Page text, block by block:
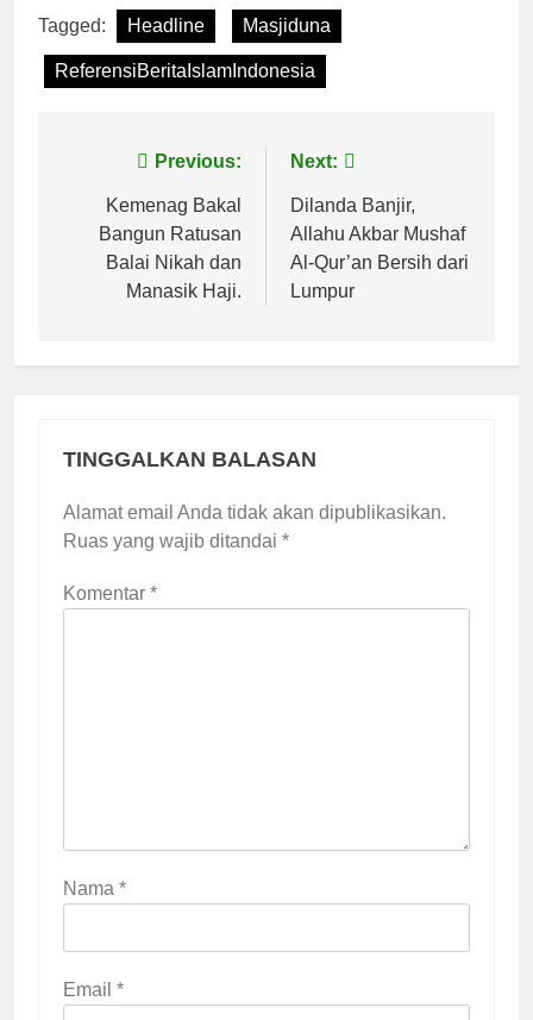
Tagged: Headline Masjiduna
ReferensiBeritaIslamIndonesia
Navigasi
pos
Previous:
Kemenag Bakal
Bangun Ratusan
Balai Nikah dan
Manasik Haji.
Next:
Dilanda Banjir,
Allahu Akbar Mushaf
Al-Qur’an Bersih dari
Lumpur
TINGGALKAN BALASAN
Alamat email Anda tidak akan dipublikasikan.
Ruas yang wajib ditandai *
Komentar *
Nama *
Email *